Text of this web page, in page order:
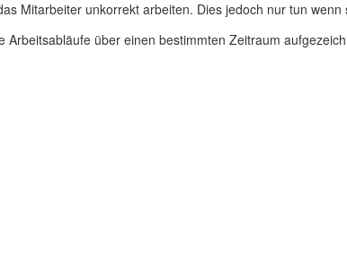
Mitarbeiter unkorrekt arbeiten. Dies jedoch nur tun
über einen bestimmten Zeitraum